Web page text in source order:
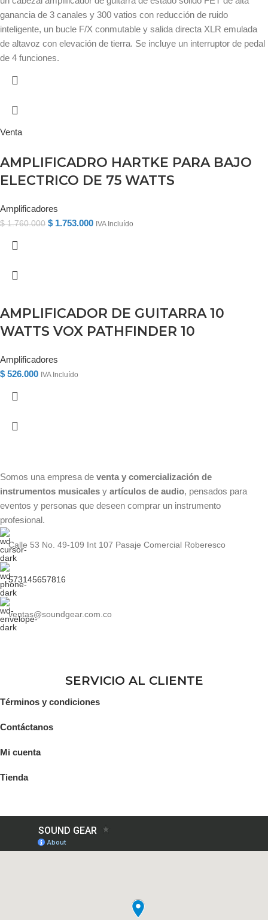
ganancia de 3 canales y 300 vatios con reducción de ruido
inteligente, un bucle F/X conmutable y salida directa XLR emulada
de altavoz con elevación de tierra. Se incluye un interruptor de pedal
de 4 funciones.
Venta
AMPLIFICADRO HARTKE PARA BAJO
ELECTRICO DE 75 WATTS
Amplificadores
$1.760.000 $ 1.753.000 IVA Incluído
AMPLIFICADOR DE GUITARRA 10
WATTS VOX PATHFINDER 10
Amplificadores
$ 526.000 IVA Incluído
Somos una empresa de venta y comercialización de
instrumentos musicales y artículos de audio, pensados para
eventos y personas que deseen comprar un instrumento
profesional.
Calle 53 No. 49-109 Int 107 Pasaje Comercial Roberesco
573145657816
ventas@soundgear.com.co
SERVICIO AL CLIENTE
Términos y condiciones
Contáctanos
Mi cuenta
Tienda